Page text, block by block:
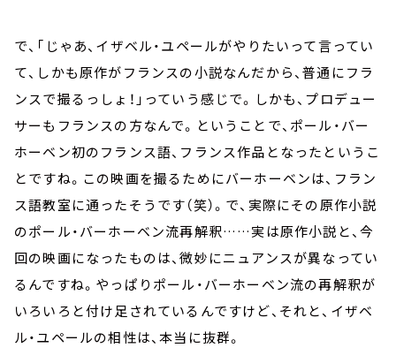
で、「じゃあ、イザベル・ユペールがやりたいって言ってい
て、しかも原作がフランスの小説なんだから、普通にフラ
ンスで撮るっしょ！」っていう感じで。しかも、プロデュー
サーもフランスの方なんで。ということで、ポール・バー
ホーベン初のフランス語、フランス作品となったというこ
とですね。この映画を撮るためにバーホーベンは、フラン
ス語教室に通ったそうです（笑）。で、実際にその原作小説
のポール・バーホーベン流再解釈……実は原作小説と、今
回の映画になったものは、微妙にニュアンスが異なってい
るんですね。やっぱりポール・バーホーベン流の再解釈が
いろいろと付け足されているんですけど、それと、イザベ
ル・ユペールの相性は、本当に抜群。